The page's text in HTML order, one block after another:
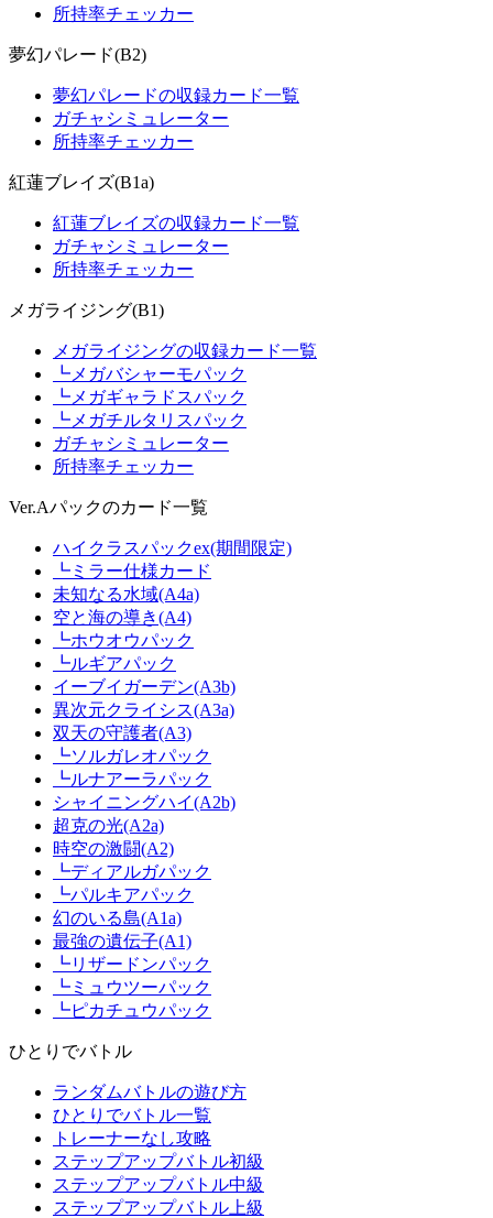
所持率チェッカー
夢幻パレード(B2)
夢幻パレードの収録カード一覧
ガチャシミュレーター
所持率チェッカー
紅蓮ブレイズ(B1a)
紅蓮ブレイズの収録カード一覧
ガチャシミュレーター
所持率チェッカー
メガライジング(B1)
メガライジングの収録カード一覧
┗メガバシャーモパック
┗メガギャラドスパック
┗メガチルタリスパック
ガチャシミュレーター
所持率チェッカー
Ver.Aパックのカード一覧
ハイクラスパックex(期間限定)
┗ミラー仕様カード
未知なる水域(A4a)
空と海の導き(A4)
┗ホウオウパック
┗ルギアパック
イーブイガーデン(A3b)
異次元クライシス(A3a)
双天の守護者(A3)
┗ソルガレオパック
┗ルナアーラパック
シャイニングハイ(A2b)
超克の光(A2a)
時空の激闘(A2)
┗ディアルガパック
┗パルキアパック
幻のいる島(A1a)
最強の遺伝子(A1)
┗リザードンパック
┗ミュウツーパック
┗ピカチュウパック
ひとりでバトル
ランダムバトルの遊び方
ひとりでバトル一覧
トレーナーなし攻略
ステップアップバトル初級
ステップアップバトル中級
ステップアップバトル上級